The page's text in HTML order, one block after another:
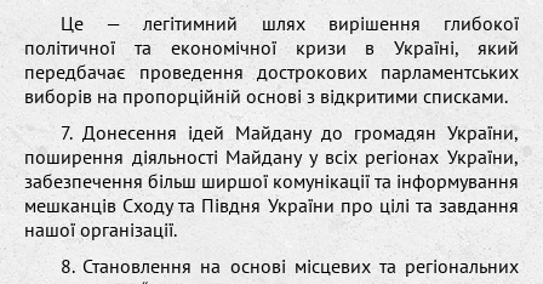
Це — легітимний шлях вирішення глибокої
політичної та економічної кризи в Україні, який
передбачає проведення дострокових парламентських
виборів на пропорційній основі з відкритими списками.
7. Донесення ідей Майдану до громадян України,
поширення діяльності Майдану у всіх регіонах України,
забезпечення більш ширшої комунікації та інформування
мешканців Сходу та Півдня України про цілі та завдання
нашої організації.
8. Становлення на основі місцевих та регіональних